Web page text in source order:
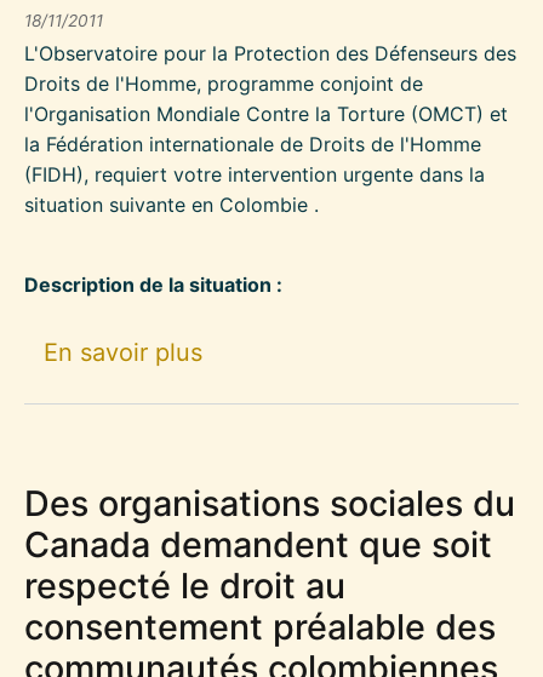
18/11/2011
L'Observatoire pour la Protection des Défenseurs des
Droits de l'Homme, programme conjoint de
l'Organisation Mondiale Contre la Torture (OMCT) et
la Fédération internationale de Droits de l'Homme
(FIDH), requiert votre intervention urgente dans la
situation suivante en Colombie .
Description de la situation :
En savoir plussur Agression contre
Des organisations sociales du
Canada demandent que soit
respecté le droit au
consentement préalable des
communautés colombiennes